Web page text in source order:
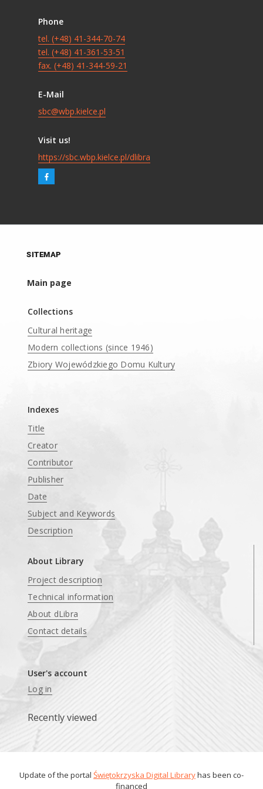
Phone
tel. (+48) 41-344-70-74
tel. (+48) 41-361-53-51
fax. (+48) 41-344-59-21
E-Mail
sbc@wbp.kielce.pl
Visit us!
https://sbc.wbp.kielce.pl/dlibra
SITEMAP
Main page
Collections
Cultural heritage
Modern collections (since 1946)
Zbiory Wojewódzkiego Domu Kultury
Indexes
Title
Creator
Contributor
Publisher
Date
Subject and Keywords
Description
About Library
Project description
Technical information
About dLibra
Contact details
User's account
Log in
Recently viewed
Update of the portal Świętokrzyska Digital Libraryhas been co-
financed